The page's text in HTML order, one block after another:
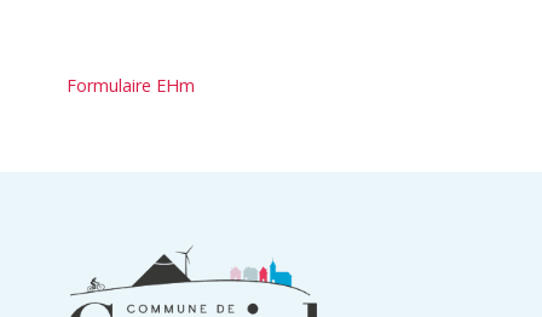
Formulaire EHm
Informations